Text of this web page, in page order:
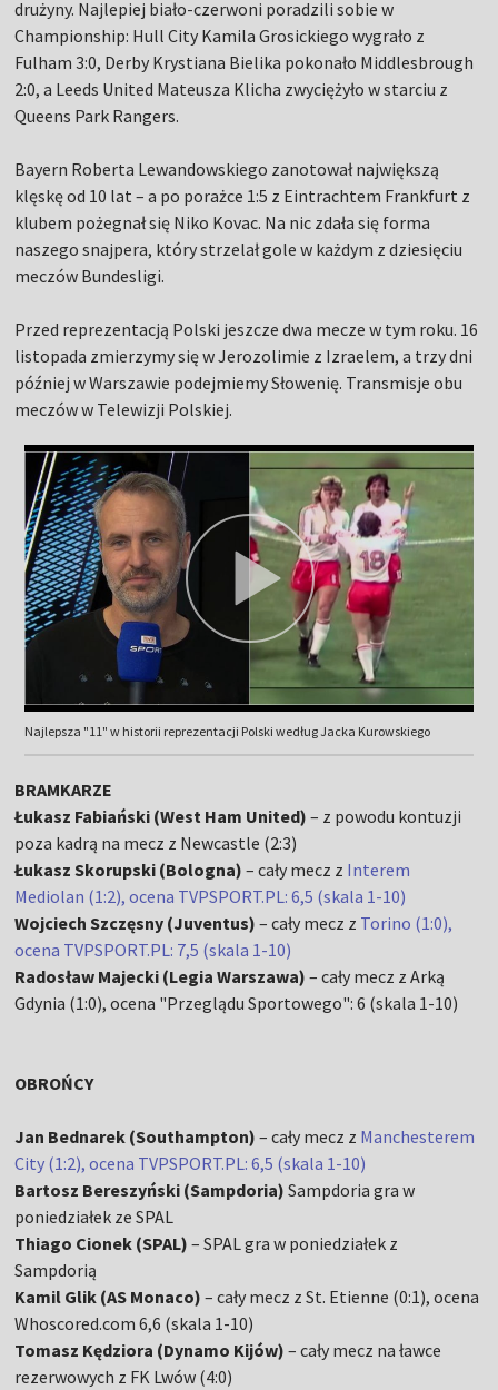
drużyny. Najlepiej biało-czerwoni poradzili sobie w
Championship: Hull City Kamila Grosickiego wygrało z
Fulham 3:0, Derby Krystiana Bielika pokonało Middlesbrough
2:0, a Leeds United Mateusza Klicha zwyciężyło w starciu z
Queens Park Rangers.
Bayern Roberta Lewandowskiego zanotował największą
klęskę od 10 lat – a po porażce 1:5 z Eintrachtem Frankfurt z
klubem pożegnał się Niko Kovac. Na nic zdała się forma
naszego snajpera, który strzelał gole w każdym z dziesięciu
meczów Bundesligi.
Przed reprezentacją Polski jeszcze dwa mecze w tym roku. 16
listopada zmierzymy się w Jerozolimie z Izraelem, a trzy dni
później w Warszawie podejmiemy Słowenię. Transmisje obu
meczów w Telewizji Polskiej.
Najlepsza "11" w historii reprezentacji Polski według Jacka Kurowskiego
BRAMKARZE
Łukasz Fabiański (West Ham United) – z powodu kontuzji
poza kadrą na mecz z Newcastle (2:3)
Łukasz Skorupski (Bologna) – cały mecz z Interem
Mediolan (1:2), ocena TVPSPORT.PL: 6,5 (skala 1-10)
Wojciech Szczęsny (Juventus) – cały mecz z Torino (1:0),
ocena TVPSPORT.PL: 7,5 (skala 1-10)
Radosław Majecki (Legia Warszawa) – cały mecz z Arką
Gdynia (1:0), ocena "Przeglądu Sportowego": 6 (skala 1-10)
OBROŃCY
Jan Bednarek (Southampton) – cały mecz z Manchesterem
City (1:2), ocena TVPSPORT.PL: 6,5 (skala 1-10)
Bartosz Bereszyński (Sampdoria) Sampdoria gra w
poniedziałek ze SPAL
Thiago Cionek (SPAL)– SPAL gra w poniedziałek z
Sampdorią
Kamil Glik (AS Monaco) – cały mecz z St. Etienne (0:1), ocena
Whoscored.com 6,6 (skala 1-10)
Tomasz Kędziora (Dynamo Kijów) – cały mecz na ławce
rezerwowych z FK Lwów (4:0)